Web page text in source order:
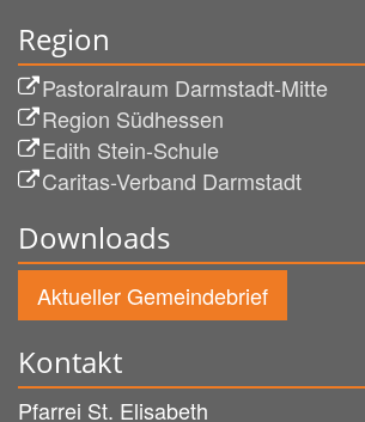
Region
Pastoralraum Darmstadt-Mitte
Region Südhessen
Edith Stein-Schule
Caritas-Verband Darmstadt
Downloads
Aktueller Gemeindebrief
Kontakt
Pfarrei St. Elisabeth